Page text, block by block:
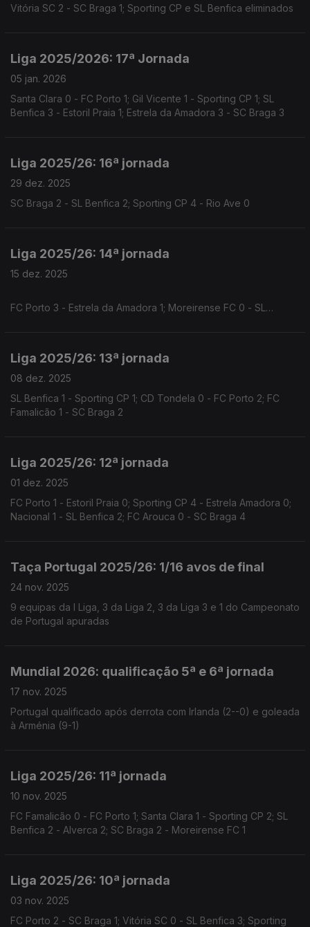
Vitória SC 2 - SC Braga 1; Sporting CP e SL Benfica eliminados
Liga 2025/2026: 17ª Jornada
05 jan. 2026
Santa Clara 0 - FC Porto 1; Gil Vicente 1 - Sporting CP 1; SL
Benfica 3 - Estoril Praia 1; Estrela da Amadora 3 - SC Braga 3
Liga 2025/26: 16ª jornada
29 dez. 2025
SC Braga 2 - SL Benfica 2; Sporting CP 4 - Rio Ave 0
Liga 2025/26: 14ª jornada
15 dez. 2025
FC Porto 3 - Estrela da Amadora 1; Moreirense FC 0 - SL
Liga 2025/26: 13ª jornada
08 dez. 2025
SL Benfica 1 - Sporting CP 1; CD Tondela 0 - FC Porto 2; FC
Famalicão 1 - SC Braga 2
Liga 2025/26: 12ª jornada
01 dez. 2025
FC Porto 1 - Estoril Praia 0; Sporting CP 4 - Estrela Amadora 0;
Nacional 1 - SL Benfica 2; FC Arouca 0 - SC Braga 4
Taça Portugal 2025/26: 1/16 avos de final
24 nov. 2025
9 equipas da I Liga, 3 da Liga 2, 3 da Liga 3 e 1 do Campeonato
de Portugal apuradas
Mundial 2026: qualificação 5ª e 6ª jornada
17 nov. 2025
Portugal qualificado após derrota com Irlanda (2--0) e goleada
à Arménia (9-1)
Liga 2025/26: 11ª jornada
10 nov. 2025
FC Famalicão 0 - FC Porto 1; Santa Clara 1 - Sporting CP 2; SL
Benfica 2 - Alverca 2; SC Braga 2 - Moreirense FC 1
Liga 2025/26: 10ª jornada
03 nov. 2025
FC Porto 2 - SC Braga 1; Vitória SC 0 - SL Benfica 3; Sporting